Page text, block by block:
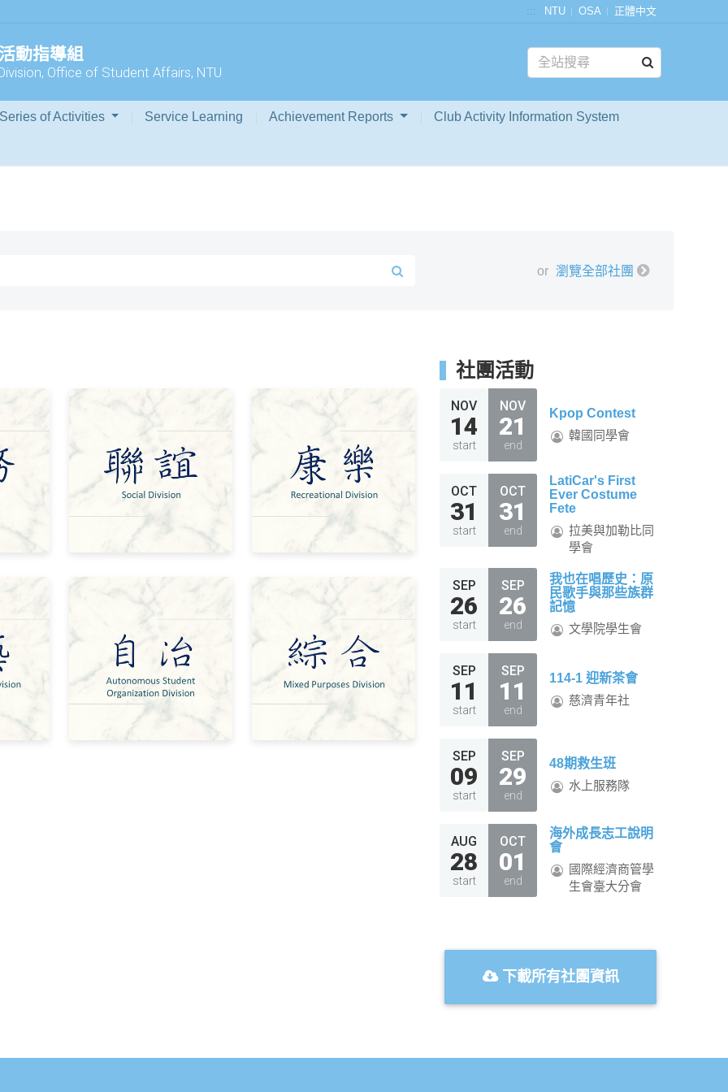
::: NTU OSA 正體中文
動指導組
Office of Student Affairs, NTU
of Activities Service Learning Achievement Reports Club Activity Information System
or 瀏覽全部社團
社團活動
NOV
14
start
NOV
21
end
Kpop Contest
韓國同學會
OCT
31
start
OCT
31
end
LatiCar's First
Ever Costume
Fete
拉美與加勒比同
學會
SEP
26
start
SEP
26
end
我也在唱歷史：原
民歌手與那些族群
記憶
文學院學生會
SEP
11
start
SEP
11
end
114-1 迎新茶會
慈濟青年社
SEP
09
start
SEP
29
end
48期救生班
水上服務隊
AUG
28
start
OCT
01
end
海外成長志工說明
會
國際經濟商管學
生會臺大分會
下載所有社團資訊